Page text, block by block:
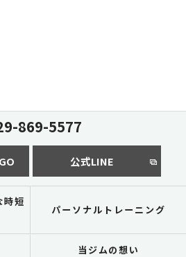
869-5577
公式LINE
時短
パーソナルトレーニング
当ジムの想い